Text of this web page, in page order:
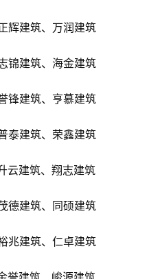
辉建筑、万润建筑
锦建筑、海金建筑
锋建筑、亨慕建筑
泰建筑、荣鑫建筑
云建筑、翔志建筑
德建筑、同硕建筑
兆建筑、仁卓建筑